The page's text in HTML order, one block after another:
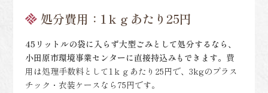
処分費用：1ｋｇあたり25円
45リットルの袋に入らず大型ごみとして処分するなら、
小田原市環境事業センターに直接持込みもできます。 費
用は処理手数料として1ｋｇあたり25円で、3kgのプラス
チック・衣装ケースなら75円です。